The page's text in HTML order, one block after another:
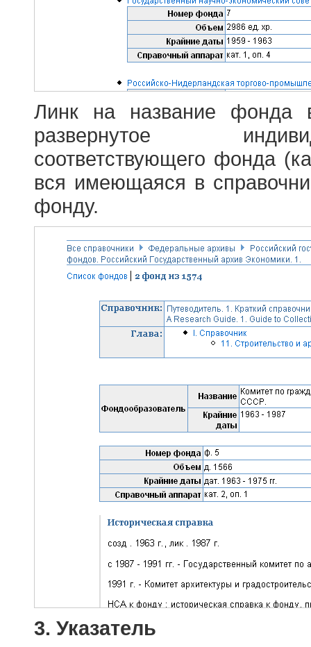
Линк на название фонда
развернутое
соответствующего фонда
вся имеющаяся в
фонду.
3. Указатель